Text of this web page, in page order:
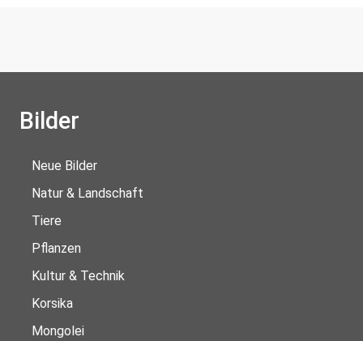
Bilder
Neue Bilder
Natur & Landschaft
Tiere
Pflanzen
Kultur & Technik
Korsika
Mongolei